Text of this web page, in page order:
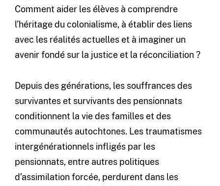
Comment aider les élèves à comprendre
l’héritage du colonialisme, à établir des liens
avec les réalités actuelles et à imaginer un
avenir fondé sur la justice et la réconciliation ?
Depuis des générations, les souffrances des
survivantes et survivants des pensionnats
conditionnent la vie des familles et des
communautés autochtones. Les traumatismes
intergénérationnels infligés par les
pensionnats, entre autres politiques
d’assimilation forcée, perdurent dans les